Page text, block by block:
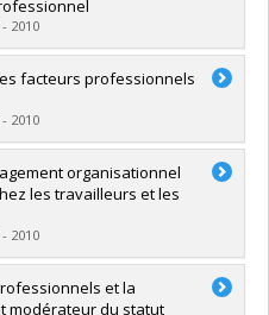
2010
facteurs professionnels
2010
organisationnel
les travailleurs et les
2010
et la
modérateur du statut